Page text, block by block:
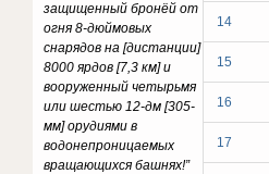
14
15
16
17
защищенный бронёй от
огня 8-дюймовых
снарядов на [дистанции]
8000 ярдов [7,3 км] и
вооруженный четырьмя
или шестью 12-дм [305-
мм] орудиями в
водонепроницаемых
вращающихся башнях!”